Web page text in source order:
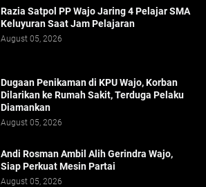
Razia Satpol PP Wajo Jaring 4 Pelajar SMA
Keluyuran Saat Jam Pelajaran
August 05, 2026
Dugaan Penikaman di KPU Wajo, Korban
Dilarikan ke Rumah Sakit, Terduga Pelaku
Diamankan
August 05, 2026
Andi Rosman Ambil Alih Gerindra Wajo,
Siap Perkuat Mesin Partai
August 05, 2026